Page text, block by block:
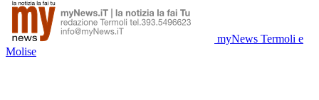
myNews Termoli e
Molise